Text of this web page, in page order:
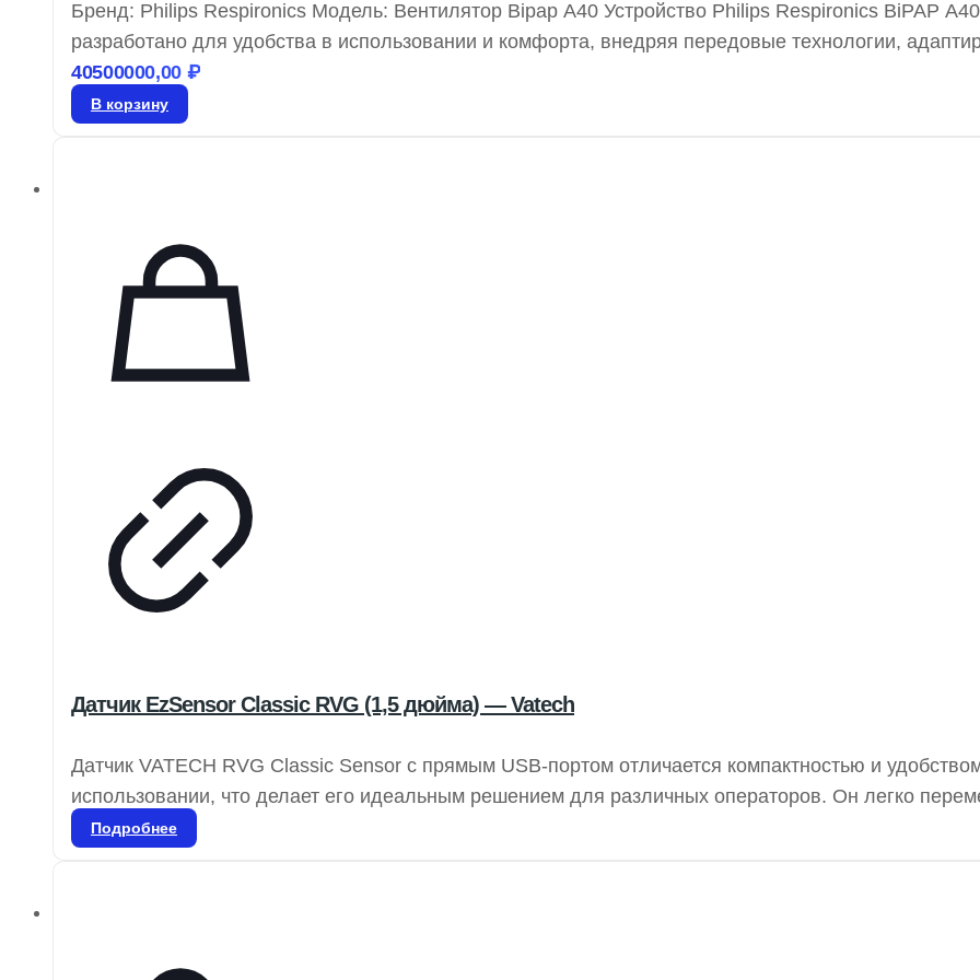
Бренд: Philips Respironics Модель: Вентилятор Bipap A40 Устройство Philips Respironics BiPAP A40
разработано для удобства в использовании и комфорта, внедряя передовые технологии,
состоянию пациента. Автоматический режим вентиляции AVAPS-AE обеспечивает эффективное
терапевтических рекомендаций, а наличие аккумулятора позволяет пациентам получать
40500000,00 ₽
В корзину
Датчик EzSensor Classic RVG (1,5 дюйма) — Vatech
Датчик VATECH RVG Classic Sensor с прямым USB-портом отличается компактностью и
использовании, что делает его идеальным решением для различных операторов. Он легко
одной комнаты в другую, не прерывая рабочий процесс. Подходит для вертикальных и
Подробнее